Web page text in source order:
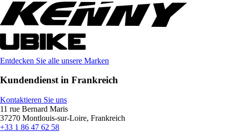
Entdecken Sie alle unsere Marken
Kundendienst in Frankreich
Kontaktieren Sie uns
11 rue Bernard Maris
37270 Montlouis-sur-Loire, Frankreich
+33 1 86 47 62 58